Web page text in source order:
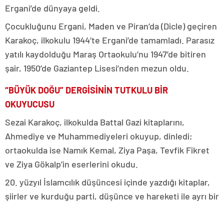
Ergani’de dünyaya geldi.
Çocukluğunu Ergani, Maden ve Piran’da (Dicle) geçiren
Karakoç, ilkokulu 1944’te Ergani’de tamamladı. Parasız
yatılı kaydolduğu Maraş Ortaokulu’nu 1947’de bitiren
şair, 1950’de Gaziantep Lisesi’nden mezun oldu.
“BÜYÜK DOĞU” DERGİSİNİN TUTKULU BİR
OKUYUCUSU
Sezai Karakoç, ilkokulda Battal Gazi kitaplarını,
Ahmediye ve Muhammediyeleri okuyup, dinledi;
ortaokulda ise Namık Kemal, Ziya Paşa, Tevfik Fikret
ve Ziya Gökalp’in eserlerini okudu.
20. yüzyıl İslamcılık düşüncesi içinde yazdığı kitaplar,
şiirler ve kurduğu parti, düşünce ve hareketi ile ayrı bir